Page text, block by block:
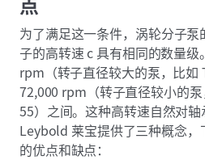
为了满足这一条件，涡轮分子
子的高转速 c 具有相同的数量
rpm（转子直径较大的泵，比如
72,000 rpm（转子直径较小的
55）之间。这种高转速自然对轴
Leybold 莱宝提供了三种概念
的优点和缺点：